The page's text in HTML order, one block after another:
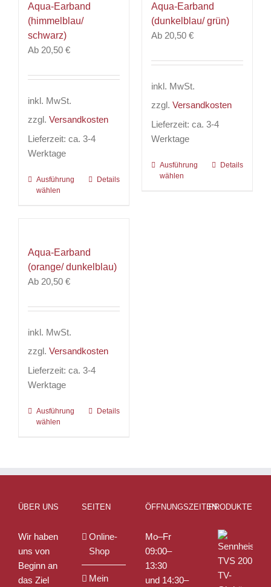
auf.
Die
der
werden
auf.
Die
auf
gewählt
werden
Aqua-Earband
(himmelblau/
schwarz)
Ab 20,50 €
inkl. MwSt.
zzgl. Versandkosten
Lieferzeit: ca. 3-4
Werktage
Ausführung
wählen
Dieses
auf.
Die
auf
gewählt
werden
Details
Aqua-Earband
(dunkelblau/ grün)
Ab 20,50 €
inkl. MwSt.
zzgl. Versandkosten
Lieferzeit: ca. 3-4
Werktage
Ausführung
wählen
DiesesDetails
Aqua-Earband
(orange/ dunkelblau)
Ab 20,50 €
inkl. MwSt.
zzgl. Versandkosten
Lieferzeit: ca. 3-4
Werktage
Ausführung
wählen
Dieses
auf
Details
ÜBER UNS
Wir haben
uns von
Beginn an
das Ziel
SEITEN
Online-
Shop
Mein
ÖFFNUNGSZEITEN
Mo–Fr
09:00–
13:30
und 14:30–
PRODUKTE